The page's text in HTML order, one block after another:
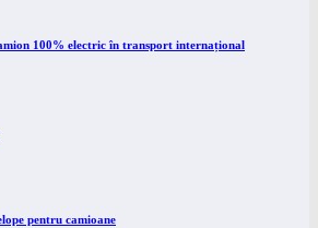
100% electric în transport internațional
pentru camioane